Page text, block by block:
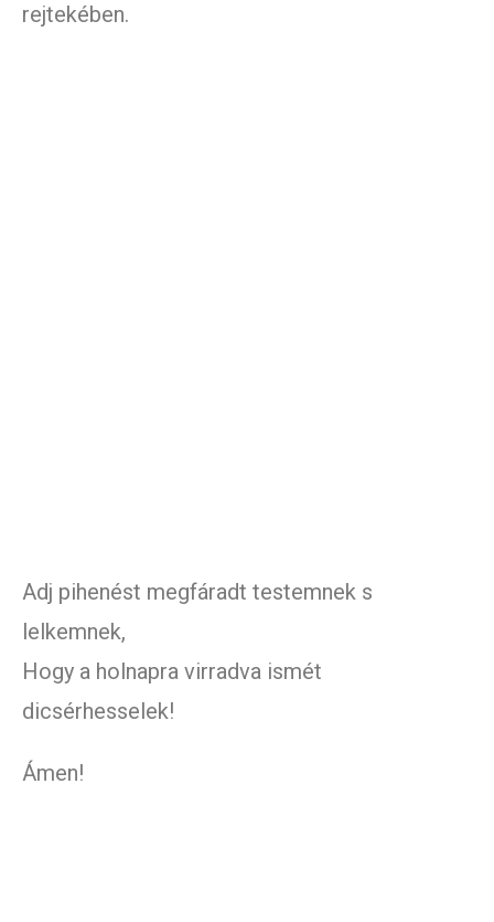
rejtekében.
Adj pihenést megfáradt testemnek s
lelkemnek,
Hogy a holnapra virradva ismét
dicsérhesselek!
Ámen!